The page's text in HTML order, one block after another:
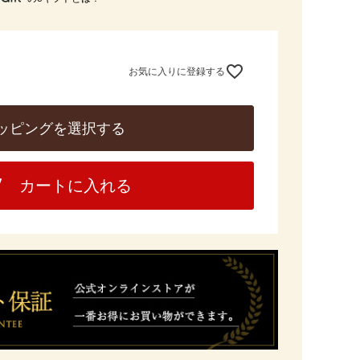
お気に入りに登録する
ピングを選択する
カートに入れる